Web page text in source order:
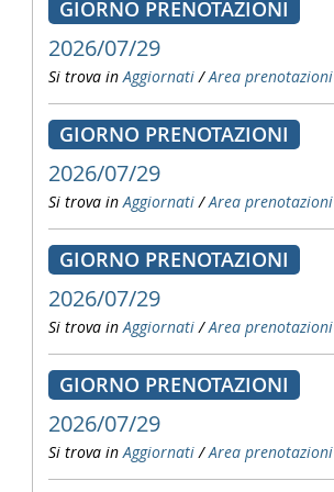
GIORNO PRENOTAZIONI
2026/07/29
Si trova in Aggiornati /Area prenotazioni
GIORNO PRENOTAZIONI
2026/07/29
Si trova in Aggiornati /Area prenotazioni
GIORNO PRENOTAZIONI
2026/07/29
Si trova in Aggiornati /Area prenotazioni
GIORNO PRENOTAZIONI
2026/07/29
Si trova in Aggiornati /Area prenotazioni